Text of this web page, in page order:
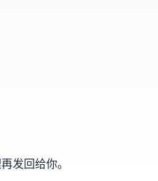
发回给你。